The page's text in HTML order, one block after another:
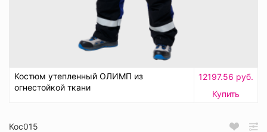
Костюм утепленный ОЛИМП из
огнестойкой ткани
12197.56 руб.
Купить
Кос015